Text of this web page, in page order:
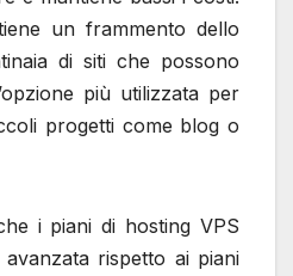
un frammento dello
di siti che possono
più utilizzata per
progetti come blog o
i piani di hosting VPS
rispetto ai piani